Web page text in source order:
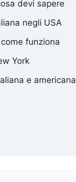
devi sapere
negli USA
funziona
York
e americana